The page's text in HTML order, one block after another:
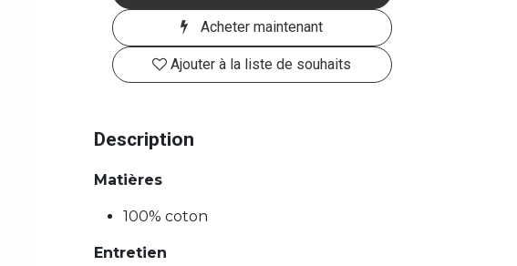
Acheter maintenant
Ajouter à la liste de souhaits
Description
Matières
100% coton
Entretien